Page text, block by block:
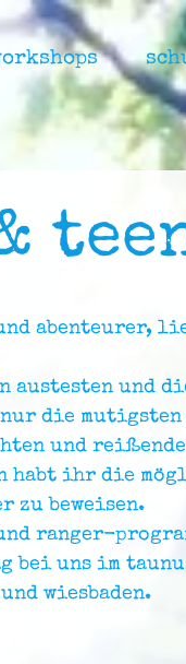
abenteurer,
austesten und
die
und
habt ihr die
zu beweisen.
ranger-
uns im
wiesbaden.